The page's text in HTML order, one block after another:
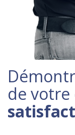
de votre